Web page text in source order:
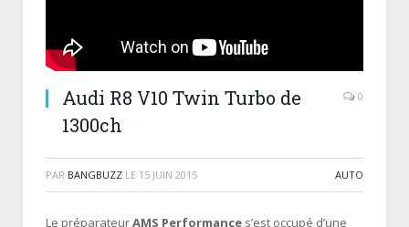
Audi R8 V10 Twin Turbo de
1300ch
0
PAR BANGBUZZ LE 15 JUIN 2015 AUTO
Le préparateurAMS Performance s’est occupé d’une